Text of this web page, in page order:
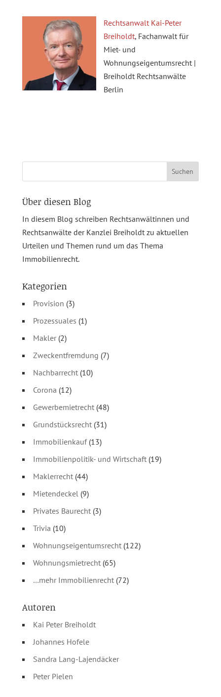
Rechtsanwalt Kai-Peter
Breiholdt, Fachanwalt für
Miet- und
Wohnungseigentumsrecht |
Breiholdt Rechtsanwälte
Berlin
Über diesen Blog
In diesem Blog schreiben Rechtsanwältinnen und
Rechtsanwälte der Kanzlei Breiholdt zu aktuellen
Urteilen und Themen rund um das Thema
Immobilienrecht.
Kategorien
Provision (3)
Prozessuales (1)
Makler(2)
Zweckentfremdung (7)
Nachbarrecht(10)
Corona (12)
Gewerbemietrecht(48)
Grundstücksrecht(31)
Immobilienkauf(13)
Immobilienpolitik- und Wirtschaft(19)
Maklerrecht(44)
Mietendeckel(9)
Privates Baurecht(3)
Trivia (10)
Wohnungseigentumsrecht(122)
Wohnungsmietrecht(65)
…mehr Immobilienrecht(72)
Autoren
Kai Peter Breiholdt
Johannes Hofele
Sandra Lang-Lajendäcker
Peter Pielen